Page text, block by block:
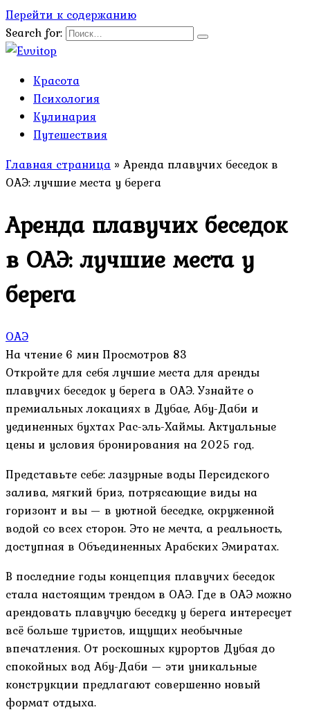
Перейти к содержанию
Search for:
Красота
Психология
Кулинария
Путешествия
Главная страница » Аренда плавучих беседок в
ОАЭ: лучшие места у берега
Аренда плавучих беседок
в ОАЭ: лучшие места у
берега
ОАЭ
На чтение 6 мин Просмотров 83
Откройте для себя лучшие места для аренды
плавучих беседок у берега в ОАЭ. Узнайте о
премиальных локациях в Дубае, Абу-Даби и
уединенных бухтах Рас-эль-Хаймы. Актуальные
цены и условия бронирования на 2025 год.
Представьте себе: лазурные воды Персидского
залива, мягкий бриз, потрясающие виды на
горизонт и вы — в уютной беседке, окруженной
водой со всех сторон. Это не мечта, а реальность,
доступная в Объединенных Арабских Эмиратах.
В последние годы концепция плавучих беседок
стала настоящим трендом в ОАЭ. Где в ОАЭ можно
арендовать плавучую беседку у берега интересует
всё больше туристов, ищущих необычные
впечатления. От роскошных курортов Дубая до
спокойных вод Абу-Даби — эти уникальные
конструкции предлагают совершенно новый
формат отдыха.